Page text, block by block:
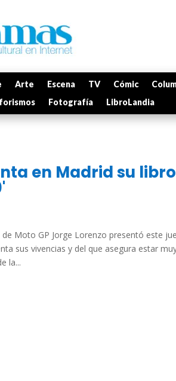
Arte Escena TV Cómic
Fotografía LibroLandia
en Madrid su
de Moto GP Jorge Lorenzo presentó este
sus vivencias y del que asegura estar
la...